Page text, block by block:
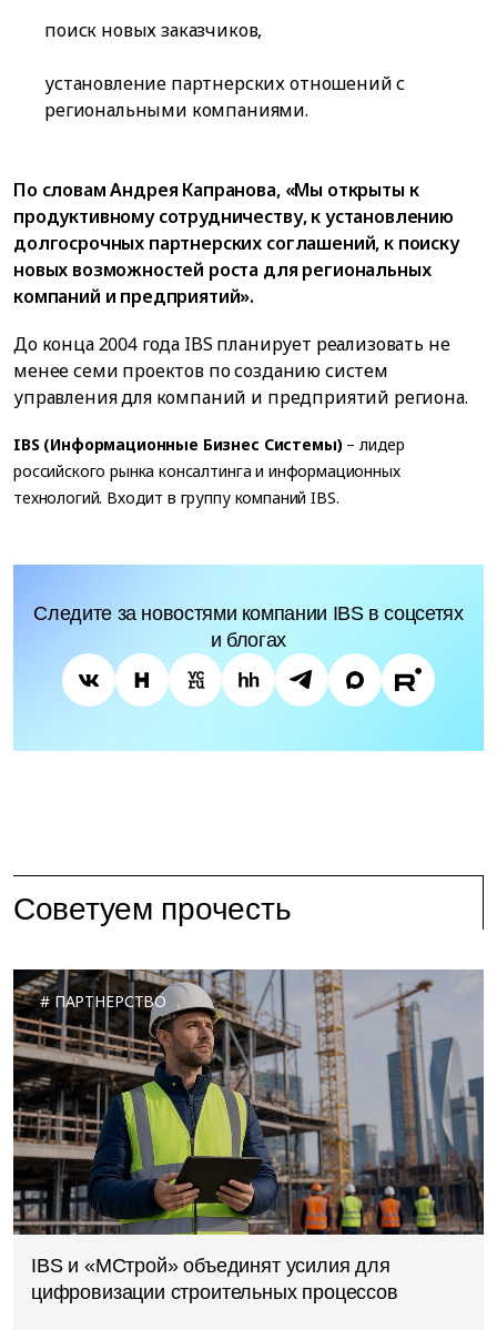
поиск новых заказчиков,
установление партнерских отношений с
региональными компаниями.
По словам Андрея Капранова, «Мы открыты к
продуктивному сотрудничеству, к установлению
долгосрочных партнерских соглашений, к поиску
новых возможностей роста для региональных
компаний и предприятий».
До конца 2004 года IBS планирует реализовать не
менее семи проектов по созданию систем
управления для компаний и предприятий региона.
IBS (Информационные Бизнес Системы)– лидер
российского рынка консалтинга и информационных
технологий. Входит в группу компаний IBS.
Следите за новостями компании IBS в соцсетях
и блогах
Советуем прочесть
ПАРТНЕРСТВО
IBS и «МСтрой» объединят усилия для
цифровизации строительных процессов